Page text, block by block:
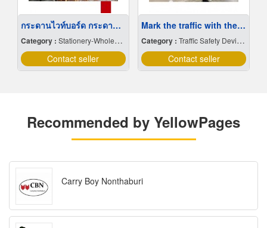
กระดานไวท์บอร์ด กระดานดำสั่งทำ
Category : Stationery-Wholesale & Manufacturers
Contact seller
Mark the traffic with thermoplastic paint.
Category : Traffic Safety Devices
Contact seller
Recommended by YellowPages
Carry Boy Nonthaburi